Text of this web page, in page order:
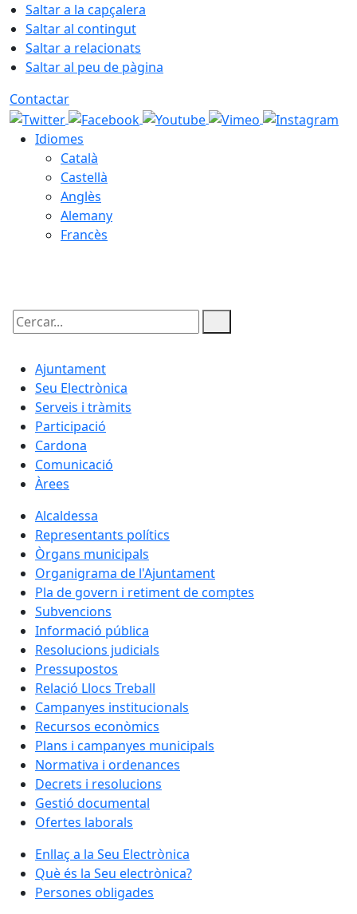
Saltar a la capçalera
Saltar al contingut
Saltar a relacionats
Saltar al peu de pàgina
Contactar
Idiomes
Català
Castellà
Anglès
Alemany
Francès
Cercar:
Ajuntament
Seu Electrònica
Serveis i tràmits
Participació
Cardona
Comunicació
Àrees
Alcaldessa
Representants polítics
Òrgans municipals
Organigrama de l'Ajuntament
Pla de govern i retiment de comptes
Subvencions
Informació pública
Resolucions judicials
Pressupostos
Relació Llocs Treball
Campanyes institucionals
Recursos econòmics
Plans i campanyes municipals
Normativa i ordenances
Decrets i resolucions
Gestió documental
Ofertes laborals
Enllaç a la Seu Electrònica
Què és la Seu electrònica?
Persones obligades